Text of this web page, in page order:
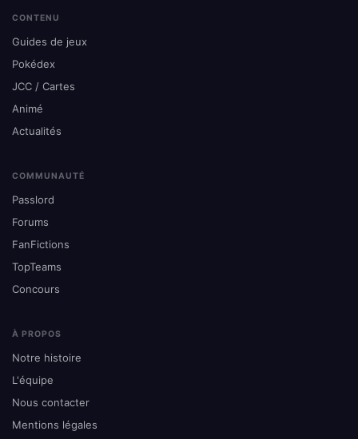
CONTENU
Guides de jeux
Pokédex
JCC / Cartes
Animé
Actualités
COMMUNAUTÉ
Passlord
Forums
FanFictions
TopTeams
Concours
À PROPOS
Notre histoire
L'équipe
Nous contacter
Mentions légales